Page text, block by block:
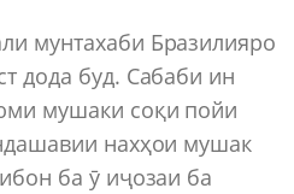
мунтахаби Бразилияро
дода буд. Сабаби ин
мушаки соқи пойи
нахҳои мушак
ба ӯ иҷозаи ба